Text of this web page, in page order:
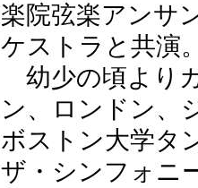
楽院弦楽アンサ
ケストラと共演
幼少の頃より
ン、ロンドン、
ボストン大学タ
ザ・シンフォニ